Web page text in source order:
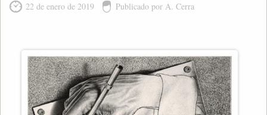
22 de enero de 2019 Publicado por A. Cerra